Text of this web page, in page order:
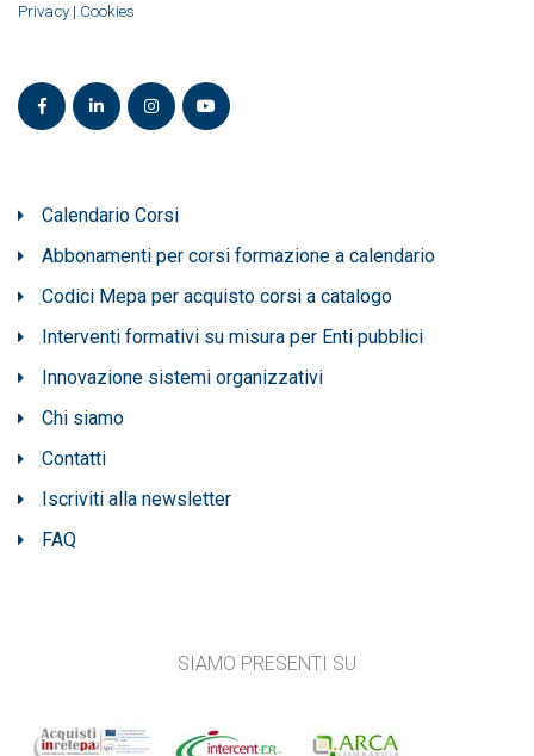
Privacy | Cookies
Calendario Corsi
Abbonamenti per corsi formazione a calendario
Codici Mepa per acquisto corsi a catalogo
Interventi formativi su misura per Enti pubblici
Innovazione sistemi organizzativi
Chi siamo
Contatti
Iscriviti alla newsletter
FAQ
SIAMO PRESENTI SU